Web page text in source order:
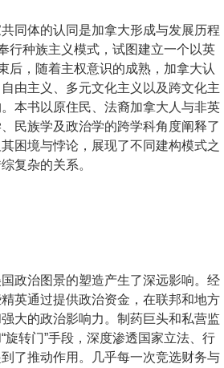
同体的认同是加拿大形成与发展历程
行种族主义模式，试图建立一个以英
后，随着主权意识的成熟，加拿大认
由主义、多元文化主义以及跨文化主
本书以原住民、法裔加拿大人与非英
民族学及政治学的跨学科角度阐释了
困境与悖论，展现了不同建构模式之
复杂的关系。
政治图景的塑造产生了深远影响。经
英通过提供政治资金，在联邦和地方
大的政治影响力。制药巨头和私营监
转门”手段，深度渗透国家立法、行
了推动作用。几乎每一次竞选财务与